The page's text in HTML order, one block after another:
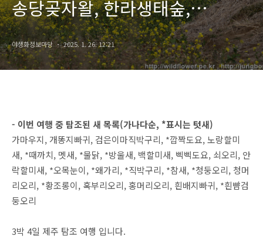
송당곶자왈, 한라생태숲,
한라수목원, 걸매생태공원,
하논분화구, 광치기해변 유채꽃,
야생화정보마당 2025. 1. 26. 12:21
- 이번 여행 중 탐조된 새 목록(가나다순, *표시는 텃새)
가마우지, 개똥지빠귀, 검은이마직박구리, *깝짝도요, 노랑할미
새, *때까치, 멧새, *물닭, *방울새, 백할미새, 삑삑도요, 쇠오리, 안
락할미새, *오목눈이, *왜가리, *직박구리, *참새, *청둥오리, 청머
리오리, *황조롱이, 혹부리오리, 홍머리오리, 흰배지빠귀, *흰뺨검
둥오리
3박 4일 제주 탐조 여행 입니다.